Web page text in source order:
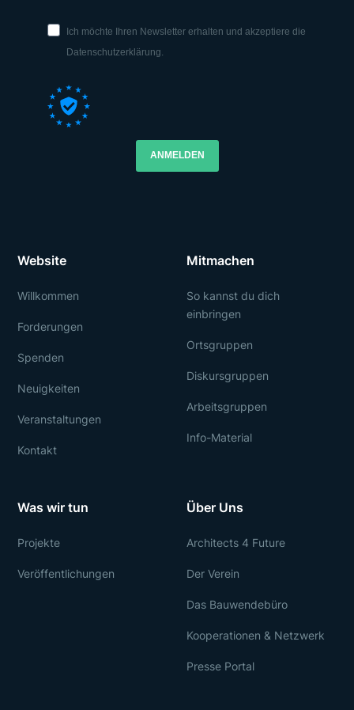
Ich möchte Ihren Newsletter erhalten und akzeptiere die
Datenschutzerklärung.
ANMELDEN
Website
Willkommen
Forderungen
Spenden
Neuigkeiten
Veranstaltungen
Kontakt
Mitmachen
So kannst du dich
einbringen
Ortsgruppen
Diskursgruppen
Arbeitsgruppen
Info-Material
Was wir tun
Projekte
Veröffentlichungen
Über Uns
Architects 4 Future
Der Verein
Das Bauwendebüro
Kooperationen & Netzwerk
Presse Portal